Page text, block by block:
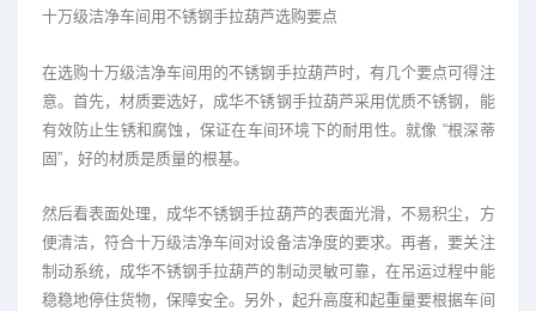
十万级洁净车间用不锈钢手拉葫芦选购要点
在选购十万级洁净车间用的不锈钢手拉葫芦时，有几个要点可得注
意。首先，材质要选好，成华不锈钢手拉葫芦采用优质不锈钢，能
有效防止生锈和腐蚀，保证在车间环境下的耐用性。就像 “根深蒂
固”，好的材质是质量的根基。
然后看表面处理，成华不锈钢手拉葫芦的表面光滑，不易积尘，方
便清洁，符合十万级洁净车间对设备洁净度的要求。再者，要关注
制动系统，成华不锈钢手拉葫芦的制动灵敏可靠，在吊运过程中能
稳稳地停住货物，保障安全。另外，起升高度和起重量要根据车间